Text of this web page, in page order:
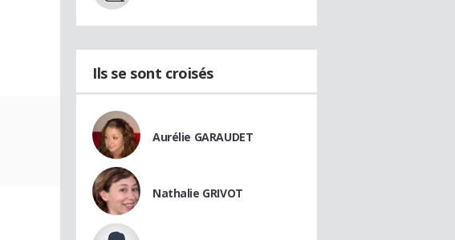
Ils se sont croisés
Aurélie GARAUDET
Nathalie GRIVOT